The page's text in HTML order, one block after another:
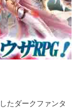
したダークファンタ